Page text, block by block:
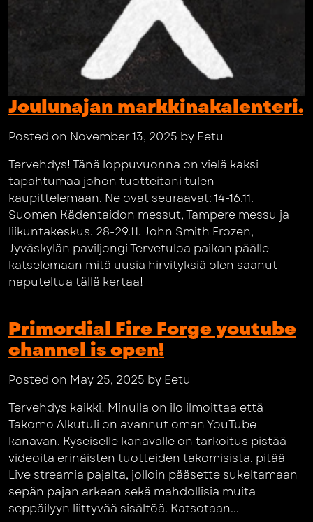
Joulunajan markkinakalenteri.
Posted on November 13, 2025 by Eetu
Tervehdys! Tänä loppuvuonna on vielä kaksi
tapahtumaa johon tuotteitani tulen
kaupittelemaan. Ne ovat seuraavat: 14-16.11.
Suomen Kädentaidon messut, Tampere messu ja
liikuntakeskus. 28-29.11. John Smith Frozen,
Jyväskylän paviljongi Tervetuloa paikan päälle
katselemaan mitä uusia hirvityksiä olen saanut
naputeltua tällä kertaa!
Primordial Fire Forge youtube
channel is open!
Posted on May 25, 2025 by Eetu
Tervehdys kaikki! Minulla on ilo ilmoittaa että
Takomo Alkutuli on avannut oman YouTube
kanavan. Kyseiselle kanavalle on tarkoitus pistää
videoita erinäisten tuotteiden takomisista, pitää
Live streamia pajalta, jolloin pääsette sukeltamaan
sepän pajan arkeen sekä mahdollisia muita
seppäilyyn liittyvää sisältöä. Katsotaan...